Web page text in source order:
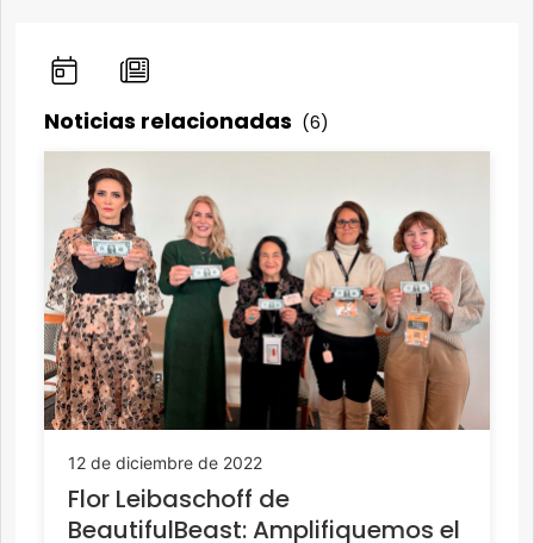
Noticias relacionadas (6)
12 de diciembre de 2022
Flor Leibaschoff de
BeautifulBeast: Amplifiquemos el